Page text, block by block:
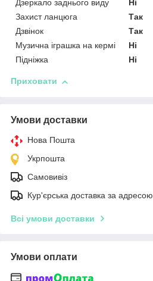
Дзеркало заднього виду
Ні
Захист ланцюга
Так
Дзвінок
Так
Музична іграшка на кермі
Ні
Підніжка
Ні
Приховати
Умови доставки
Нова Пошта
Укрпошта
Самовивіз
Кур'єрська доставка за адресою
Всі умови доставки
Умови оплати